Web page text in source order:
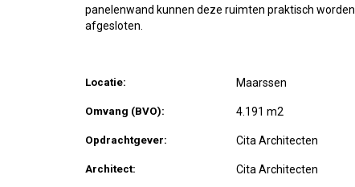
panelenwand kunnen deze ruimten praktisch worden
afgesloten.
Locatie: Maarssen
Omvang (BVO): 4.191 m2
Opdrachtgever: Cita Architecten
Architect: Cita Architecten